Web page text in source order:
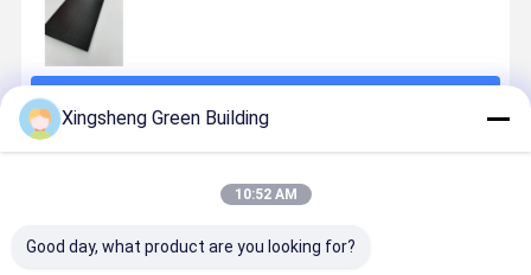
Empfohlene Produkte
Xingsheng Green Building
10:52 AM
Good day, what product are you looking for?